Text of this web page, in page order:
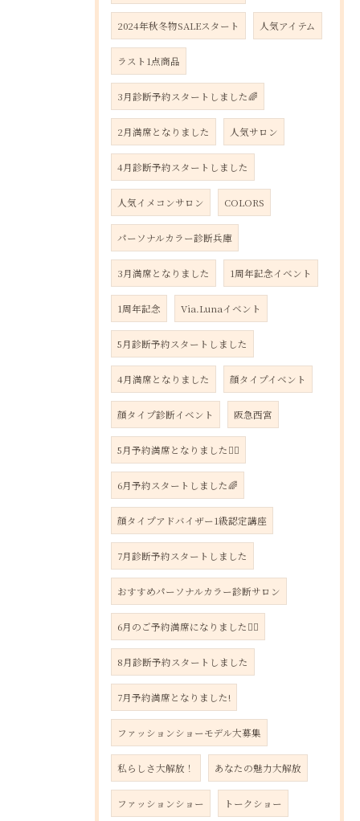
2024年秋冬物SALEスタート 人気アイテム
ラスト1点商品
3月診断予約スタートしました🌈
2月満席となりました 人気サロン
4月診断予約スタートしました
人気イメコンサロン COLORS
パーソナルカラー診断兵庫
3月満席となりました 1周年記念イベント
1周年記念 Via.Lunaイベント
5月診断予約スタートしました
4月満席となりました 顔タイプイベント
顔タイプ診断イベント 阪急西宮
5月予約満席となりました🙇‍♀️
6月予約スタートしました🌈
顔タイプアドバイザー1級認定講座
7月診断予約スタートしました
おすすめパーソナルカラー診断サロン
6月のご予約満席になりました🙇‍♀️
8月診断予約スタートしました
7月予約満席となりました!
ファッションショーモデル大募集
私らしさ大解放！ あなたの魅力大解放
ファッションショー トークショー